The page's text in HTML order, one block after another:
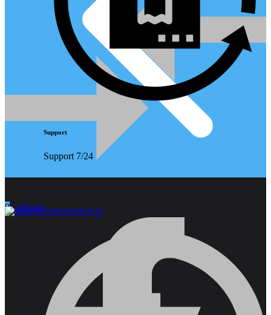
0Compare
Support
Support 7/24